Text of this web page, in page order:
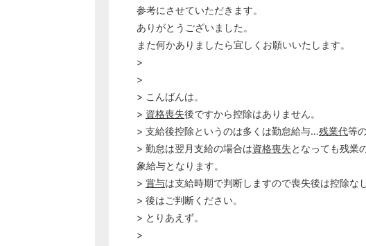
参考にさせていただきます。
ありがとうございました。
また何かありましたら宜しくお願いいたします。
>
>
> こんばんは。
> 資格喪失後ですから控除はありません。
> 支給後控除というのは多くは勤怠給与…残業代等
> 勤怠は翌月支給の場合は資格喪失となっても残業
象給与となります。
> 賞与は支給時期で判断しますので喪失後は控除な
> 後はご判断ください。
> とりあえず。
>